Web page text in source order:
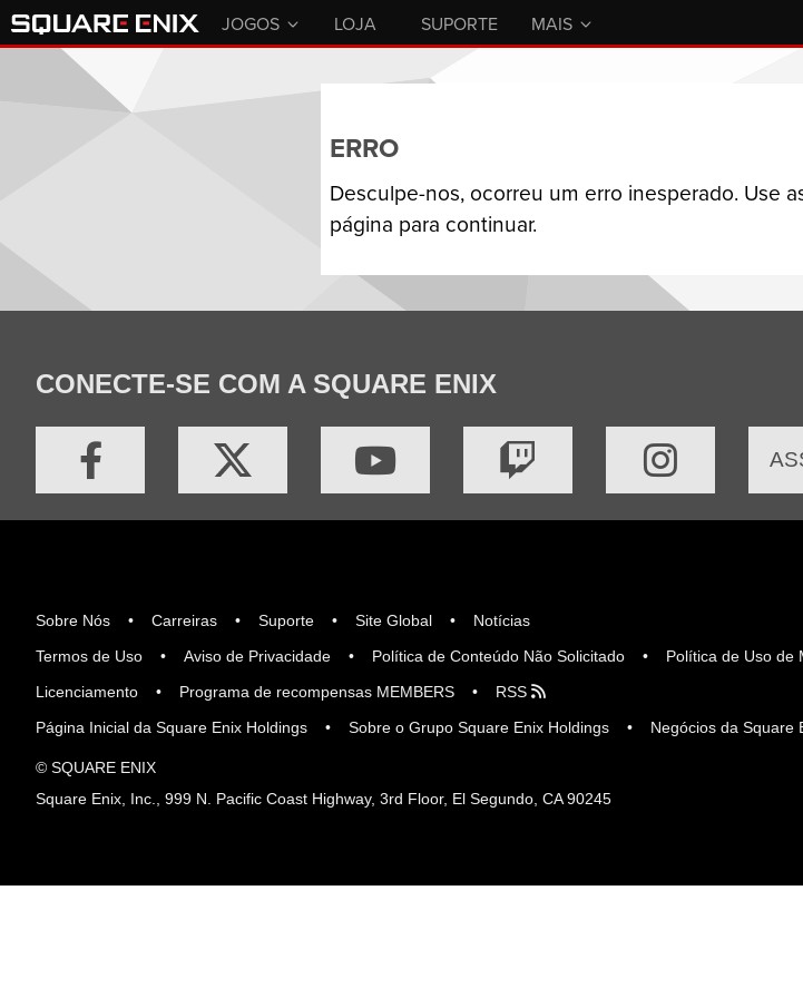
JOGOS LOJA SUPORTE MAIS
ERRO
Desculpe-nos, ocorreu um erro inesperado. Use
página para continuar.
CONECTE-SE COM A SQUARE ENIX
Sobre Nós Carreiras Suporte Site Global
Notícias
Termos de Uso
Aviso de Privacidade Política de Conteúdo Não Solicitado Política de Uso de
Licenciamento
Programa de recompensas MEMBERS
RSS
Página Inicial da Square Enix Holdings
Sobre o Grupo Square Enix Holdings Negócios da Square
© SQUARE ENIX
Square Enix, Inc., 999 N. Pacific Coast Highway, 3rd Floor, El Segundo, CA 90245